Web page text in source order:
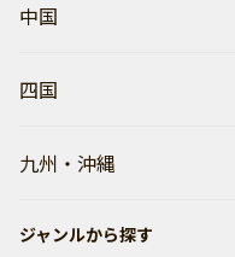
中国
四国
九州・沖縄
ジャンルから探す